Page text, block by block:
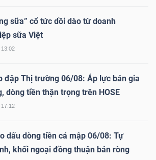
sữa” cổ tức dồi dào từ doanh
sữa Việt
đập Thị trường 06/08: Áp lực bán gia
dòng tiền thận trọng trên HOSE
dấu dòng tiền cá mập 06/08: Tự
khối ngoại đồng thuận bán ròng